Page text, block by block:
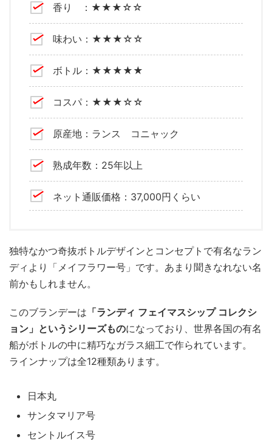
香り ：★★★☆☆
味わい：★★★☆☆
ボトル：★★★★★
コスパ：★★★☆☆
原産地：ランス コニャック
熟成年数：25年以上
ネット通販価格：37,000円くらい
独特なかつ奇抜ボトルデザインとコンセプトで有名なラン
ディより「メイフラワー号」です。あまり聞きなれない名
前かもしれません。
このブランデーは 「ランディ フェイマスシップ コレクシ
ョン」というシリーズものになっており、世界各国の有名
船がボトルの中に精巧なガラス細工で作られています。
ラインナップは全12種類あります。
日本丸
サンタマリア号
セントルイス号